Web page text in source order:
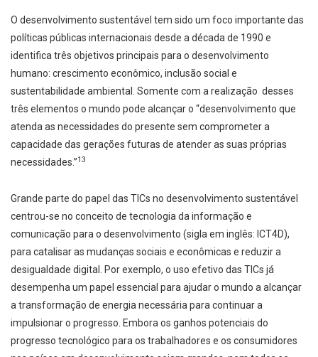
O desenvolvimento sustentável tem sido um foco importante das
políticas públicas internacionais desde a década de 1990 e
identifica três objetivos principais para o desenvolvimento
humano: crescimento econômico, inclusão social e
sustentabilidade ambiental. Somente com a realização desses
três elementos o mundo pode alcançar o “desenvolvimento que
atenda as necessidades do presente sem comprometer a
capacidade das gerações futuras de atender as suas próprias
necessidades.”13
Grande parte do papel das TICs no desenvolvimento sustentável
centrou-se no conceito de tecnologia da informação e
comunicação para o desenvolvimento (sigla em inglês: ICT4D),
para catalisar as mudanças sociais e econômicas e reduzir a
desigualdade digital. Por exemplo, o uso efetivo das TICs já
desempenha um papel essencial para ajudar o mundo a alcançar
a transformação de energia necessária para continuar a
impulsionar o progresso. Embora os ganhos potenciais do
progresso tecnológico para os trabalhadores e os consumidores